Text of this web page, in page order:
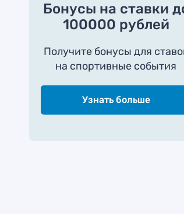
Бонусы на ставки
100000 рублей
Получите бонусы для
на спортивные события
Узнать больше